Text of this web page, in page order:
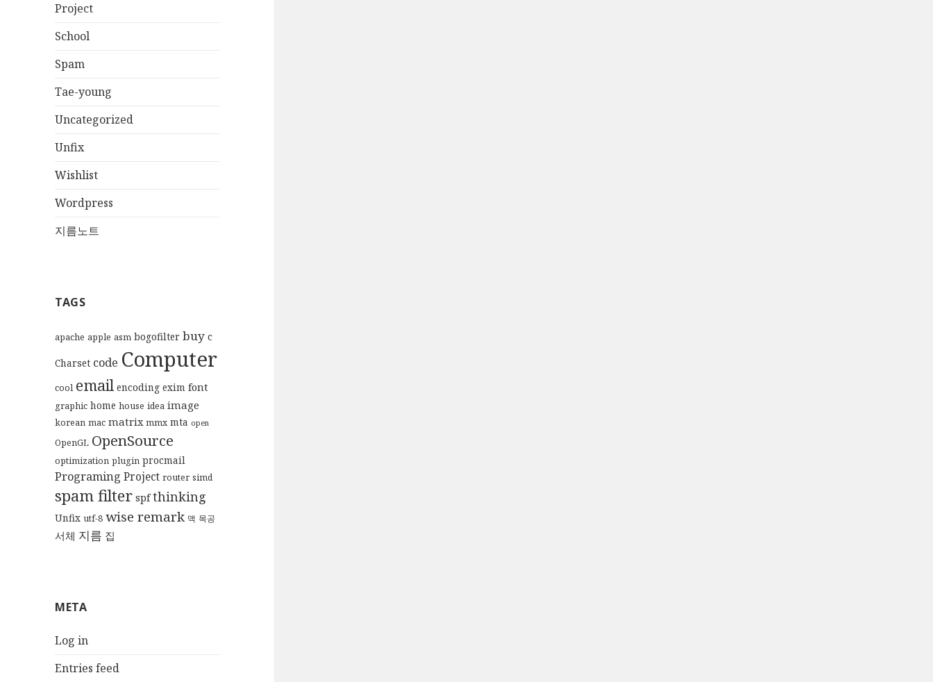
Project
School
Spam
Tae-young
Uncategorized
Unfix
Wishlist
Wordpress
지름노트
TAGS
apache apple asm bogofilter buy c
Charset code Computer
cool email encoding exim font
graphic home house idea image
korean mac matrix mmx mta open
OpenGL OpenSource
optimization plugin procmail
Programing Project router simd
spam filter spf thinking
Unfix utf-8 wise remark 맥 목공
서체 지름 집
META
Log in
Entries feed